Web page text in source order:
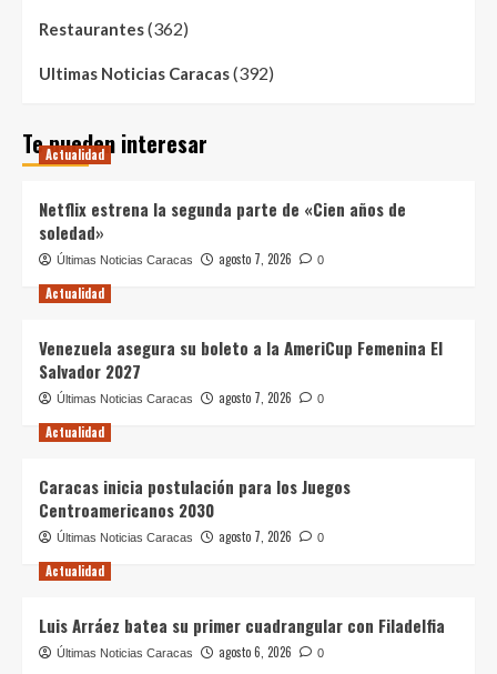
Restaurantes(362)
Ultimas Noticias Caracas(392)
Te pueden interesar
Actualidad
Netflix estrena la segunda parte de «Cien años de
soledad»
Últimas Noticias Caracas agosto 7, 2026 0
Actualidad
Venezuela asegura su boleto a la AmeriCup Femenina El
Salvador 2027
Últimas Noticias Caracas agosto 7, 2026 0
Actualidad
Caracas inicia postulación para los Juegos
Centroamericanos 2030
Últimas Noticias Caracas agosto 7, 2026 0
Actualidad
Luis Arráez batea su primer cuadrangular con Filadelfia
Últimas Noticias Caracas agosto 6, 2026 0